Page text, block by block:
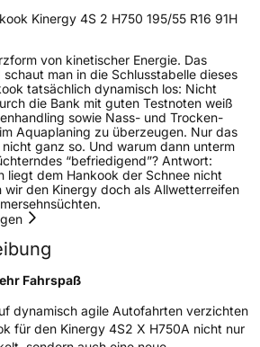
B
Kinergy 4S 2 H750 195/55 R16 91H
von kinetischer Energie. Das
man in die Schlusstabelle dieses
tatsächlich dynamisch los: Nicht
die Bank mit guten Testnoten weiß
sowie Nass- und Trocken-
Aquaplaning zu überzeugen. Nur das
ganz so. Und warum dann unterm
“befriedigend”? Antwort:
liegt dem Hankook der Schnee nicht
wir den Kinergy doch als Allwetterreifen
Fahrspaß
dynamisch agile Autofahrten verzichten
für den Kinergy 4S2 X H750A nicht nur